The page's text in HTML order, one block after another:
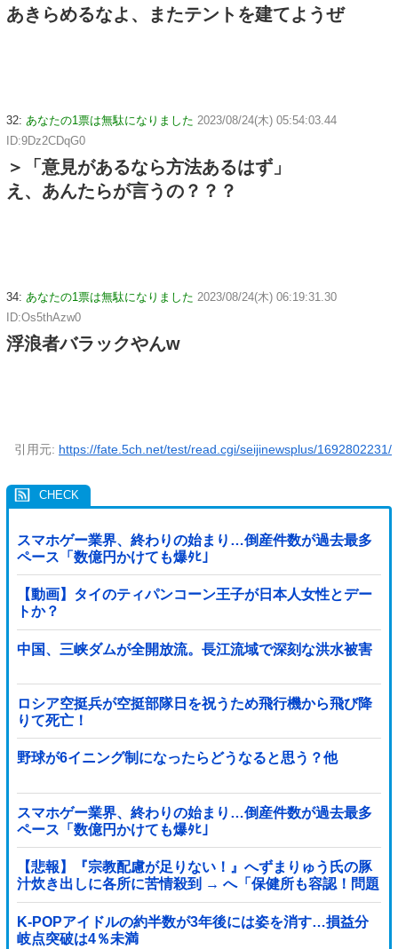
あきらめるなよ、またテントを建てようぜ
32: あなたの1票は無駄になりました 2023/08/24(木) 05:54:03.44
ID:9Dz2CDqG0
＞「意見があるなら方法あるはず」
え、あんたらが言うの？？？
34: あなたの1票は無駄になりました 2023/08/24(木) 06:19:31.30
ID:Os5thAzw0
浮浪者バラックやんw
引用元: https://fate.5ch.net/test/read.cgi/seijinewsplus/1692802231/
スマホゲー業界、終わりの始まり…倒産件数が過去最多
ペース「数億円かけても爆ﾀﾋ」
【動画】タイのティパンコーン王子が日本人女性とデー
トか？
中国、三峡ダムが全開放流。長江流域で深刻な洪水被害
ロシア空挺兵が空挺部隊日を祝うため飛行機から飛び降
りて死亡！
野球が6イニング制になったらどうなると思う？他
スマホゲー業界、終わりの始まり…倒産件数が過去最多
ペース「数億円かけても爆ﾀﾋ」
【悲報】『宗教配慮が足りない！』へずまりゅう氏の豚
汁炊き出しに各所に苦情殺到 → へ「保健所も容認！問題
なし！」ｗｗｗｗｗｗｗｗｗｗｗｗｗｗ
K-POPアイドルの約半数が3年後には姿を消す…損益分
岐点突破は4％未満